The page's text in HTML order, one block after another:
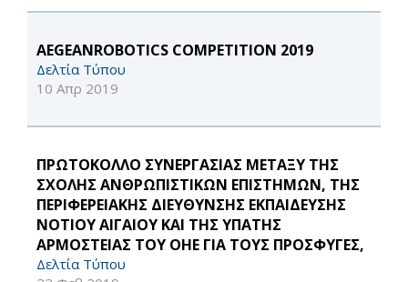
AEGEANROBOTICS COMPETITION 2019
Δελτία Τύπου
10 Απρ 2019
ΠΡΩΤΟΚΟΛΛΟ ΣΥΝΕΡΓΑΣΙΑΣ ΜΕΤΑΞΥ ΤΗΣ
ΣΧΟΛΗΣ ΑΝΘΡΩΠΙΣΤΙΚΩΝ ΕΠΙΣΤΗΜΩΝ, ΤΗΣ
ΠΕΡΙΦΕΡΕΙΑΚΗΣ ΔΙΕΥΘΥΝΣΗΣ ΕΚΠΑΙΔΕΥΣΗΣ
ΝΟΤΙΟΥ ΑΙΓΑΙΟΥ ΚΑΙ ΤΗΣ ΥΠΑΤΗΣ
ΑΡΜΟΣΤΕΙΑΣ ΤΟΥ ΟΗΕ ΓΙΑ ΤΟΥΣ ΠΡΟΣΦΥΓΕΣ,
Δελτία Τύπου